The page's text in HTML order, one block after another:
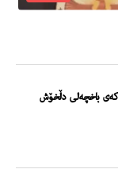
باخچەلی دڵخۆش